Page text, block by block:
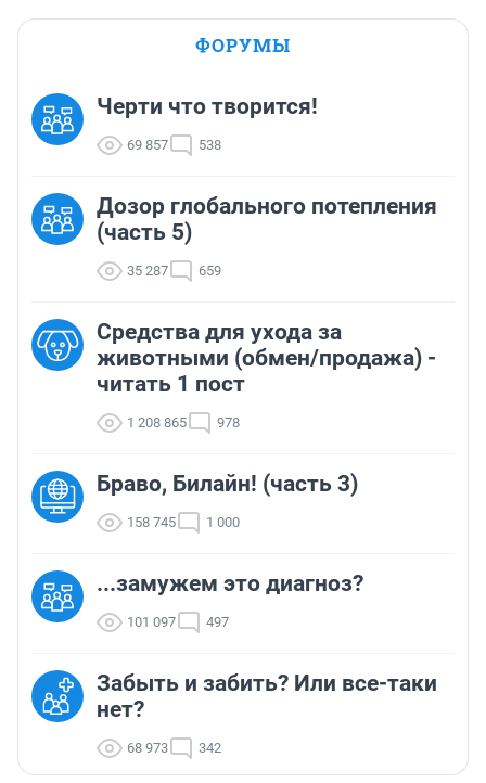
ФОРУМЫ
Черти что творится!
69 857 538
Дозор глобального потепления
(часть 5)
35 287 659
Средства для ухода за
животными (обмен/продажа) -
читать 1 пост
1 208 865 978
Браво, Билайн! (часть 3)
158 745 1 000
...замужем это диагноз?
101 097 497
Забыть и забить? Или все-таки
нет?
68 973 342